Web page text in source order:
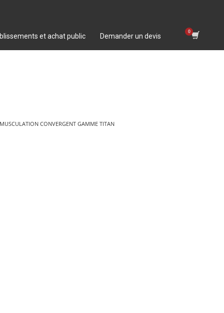
et achat public Demander un devis
CONVERGENT GAMME TITAN